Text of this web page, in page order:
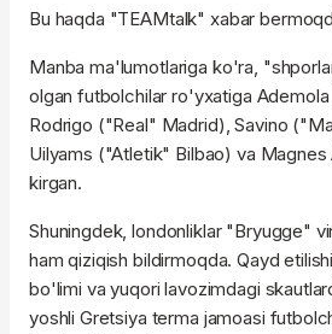
Bu haqda "TEAMtalk" xabar
Manba ma'lumotlariga ko'ra,
olgan futbolchilar ro'yxatiga
Rodrigo ("Real" Madrid), Savino
Uilyams ("Atletik" Bilbao) va
kirgan.
Shuningdek, londonliklar "Bryugge"
ham qiziqish bildirmoqda. Qayd
bo'limi va yuqori lavozimdagi
yoshli Gretsiya terma jamoasi